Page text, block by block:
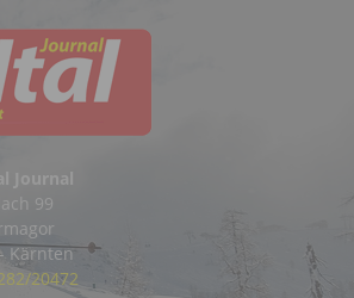
Journal
99
Kärnten
20472